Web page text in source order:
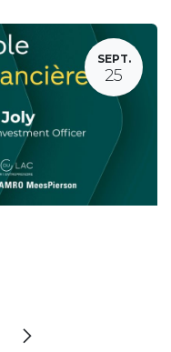
SEPT.
25